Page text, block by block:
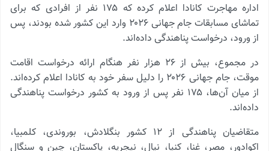
اداره مهاجرت کانادا اعلام کرده که ۱۷۵ نفر از افرادی که برای
تماشای مسابقات جام جهانی ۲۰۲۶ وارد این کشور شده بودند، پس
از ورود، درخواست پناهندگی داده‌اند.
در مجموع، بیش از ۲۶ هزار نفر هنگام ارائه درخواست اقامت
موقت، جام جهانی ۲۰۲۶ را دلیل سفر خود به کانادا اعلام کرده‌اند.
از میان آن‌ها، ۱۷۵ نفر پس از ورود به کشور درخواست پناهندگی
داده‌اند.
متقاضیان پناهندگی از ۱۲ کشور بنگلادش، بوروندی، کلمبیا،
اکوادور، مصر، غنا، کنیا، نپال، نیجریه، پاکستان، چین و سنگال